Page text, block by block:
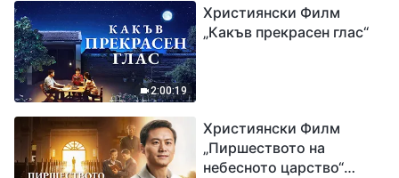
2:00:19
Християнски Филм
„Какъв прекрасен глас“
Християнски Филм
„Пиршеството на
небесното царство“